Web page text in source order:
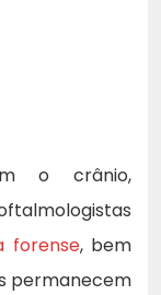
o crânio,
forense, bem
permanecem